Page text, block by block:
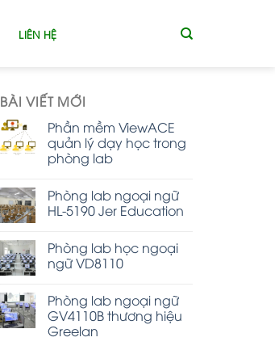
LIÊN HỆ
BÀI VIẾT MỚI
Phần mềm ViewACE
quản lý dạy học trong
phòng lab
Phòng lab ngoại ngữ
HL-5190 Jer Education
Phòng lab học ngoại
ngữ VD8110
Phòng lab ngoại ngữ
GV4110B thương hiệu
Greelan